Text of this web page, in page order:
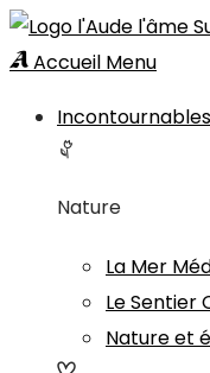
Accueil Menu
Incontournables
Nature
La Mer
Le Sentier
Nature et